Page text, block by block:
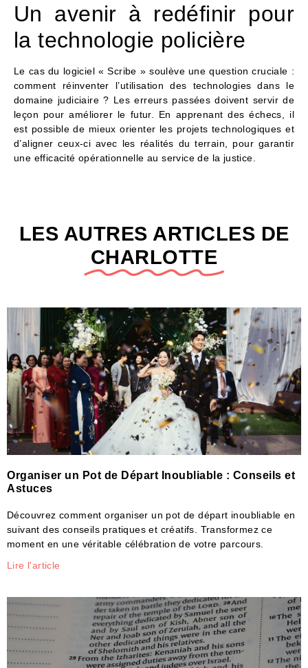
Un avenir à redéfinir pour
la technologie policière
Le cas du logiciel « Scribe » soulève une question cruciale :
comment réinventer l’utilisation des technologies dans le
domaine judiciaire ? Les erreurs passées doivent servir de
leçon pour améliorer le futur. En apprenant des échecs, il
est possible de mieux orienter les projets technologiques et
d’aligner ceux-ci avec les réalités du terrain, pour garantir
une efficacité opérationnelle au service de la justice.
LES AUTRES ARTICLES DE
CHARLOTTE
Organiser un Pot de Départ Inoubliable : Conseils et
Astuces
Découvrez comment organiser un pot de départ inoubliable en
suivant des conseils pratiques et créatifs. Transformez ce
moment en une véritable célébration de votre parcours.
Lire l'article